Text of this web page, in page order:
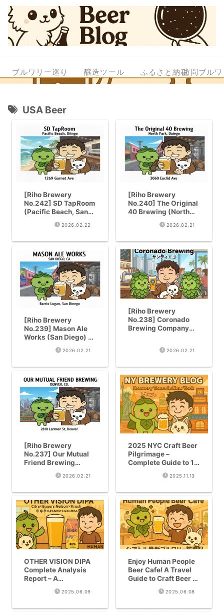
ブルワリー巡り 醸造ツール ふるさと納税訪問ブル
USA Beer
[Riho Brewery
No.242] SD TapRoom
(Pacific Beach, San
Diego) | GABF Gold
‘PB Haze’ from a Craft
2026.02.22
[Riho Brewery
No.240] The Original
40 Brewing (North
Park, San Diego) |
GABF Silver Award
2026.02.21
[Riho Brewery
No.239] Mason Ale
Works (San Diego) |
Dankenstein’s
Monster DIPA2026.02.21
[Riho Brewery
No.238] Coronado
Brewing Company
30 Years of San2026.02.21
[Riho Brewery
No.237] Our Mutual
Friend Brewing
(Denver) | World
Beer Cup Gold Medal
2026.02.21
2025 NYC Craft Beer
Pilgrimage –
Complete Guide to 16
Breweries and Beer
Bars in 3 Nights and
2025.11.13
OTHER VISION DIPA
Complete Analysis
Report – A
Masterpiece Created
by Former Modern
2025.06.09
Enjoy Human People
Beer Cafe! A Travel
Guide to Craft Beer in
2025.06.08